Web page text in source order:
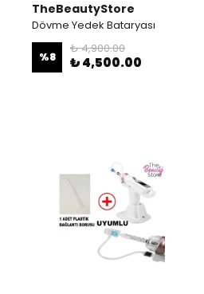
TheBeautyStore
Dövme Yedek Bataryası
%8
₺ 4,900.00
₺ 4,500.00